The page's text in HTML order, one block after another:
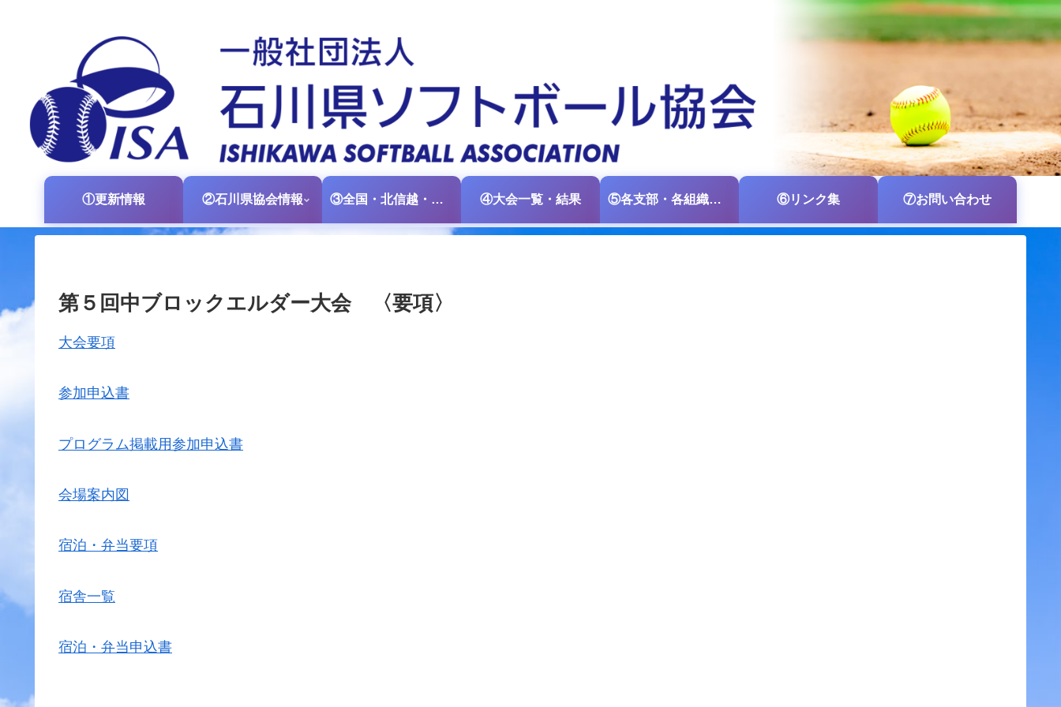
①更新情報 ②石川県協会情報 ③全国・北信越・中日本大会情報 ④大会一覧・結果 ⑤各支部・各組織の掲示板 ⑥リンク集 ⑦お問い合わせ
第５回中ブロックエルダー大会 〈要項〉
大会要項
参加申込書
プログラム掲載用参加申込書
会場案内図
宿泊・弁当要項
宿舎一覧
宿泊・弁当申込書